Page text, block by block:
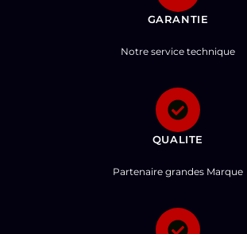
GARANTIE
Notre service technique
QUALITE
Partenaire grandes Marque